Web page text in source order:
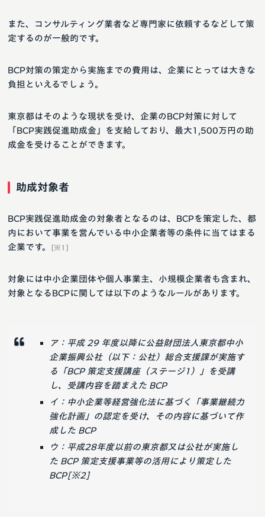
また、コンサルティング業者など専門家に依頼するなどして策
定するのが一般的です。
BCP対策の策定から実施までの費用は、企業にとっては大きな
負担といえるでしょう。
東京都はそのような現状を受け、企業のBCP対策に対して
「BCP実践促進助成金」を支給しており、最大1,500万円の助
成金を受けることができます。
助成対象者
BCP実践促進助成金の対象者となるのは、BCPを策定した、都
内において事業を営んでいる中小企業者等の条件に当てはまる
企業です。
[※1]
対象には中小企業団体や個人事業主、小規模企業者も含まれ、
対象となるBCPに関しては以下のようなルールがあります。
ア：平成 29 年度以降に公益財団法人東京都中小
企業振興公社（以下：公社）総合支援課が実施す
る「BCP 策定支援講座（ステージ1）」を受講
し、受講内容を踏まえた BCP
イ：中小企業等経営強化法に基づく「事業継続力
強化計画」の認定を受け、その内容に基づいて作
成した BCP
ウ：平成28年度以前の東京都又は公社が実施し
た BCP 策定支援事業等の活用により策定した
BCP[※2]